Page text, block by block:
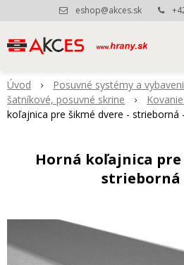
eshop@akces.sk
Úvod Posuvné systémy a
šatníkové, posuvné skrine
koľajnica pre šikmé dvere - strieborná
Horná koľajnica pre
strieborná